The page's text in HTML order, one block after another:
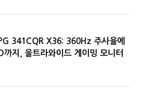
341CQR X36: 360Hz 주사율에
까지, 울트라와이드 게이밍 모니터